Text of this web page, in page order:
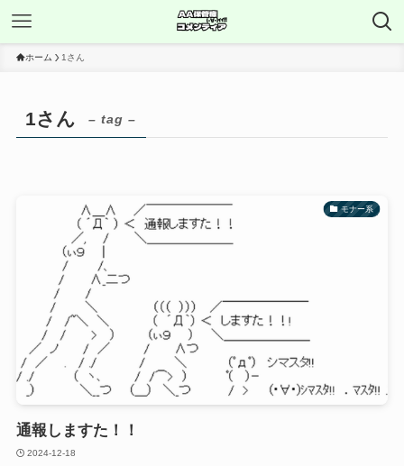
ホーム 1さん
1さん – tag –
モナー系
通報しますた！！
2024-12-18